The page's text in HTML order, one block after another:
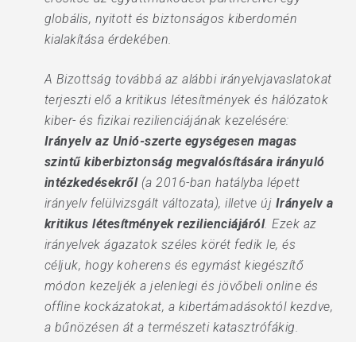
globális, nyitott és biztonságos kiberdomén
kialakítása érdekében.
A Bizottság továbbá az alábbi irányelvjavaslatokat
terjeszti elő a kritikus létesítmények és hálózatok
kiber- és fizikai rezilienciájának kezelésére:
Irányelv az Unió-szerte egységesen magas
szintű kiberbiztonság megvalósítására irányuló
intézkedésekről(a 2016-ban hatályba lépett
irányelv felülvizsgált változata), illetve új Irányelv a
kritikus létesítmények rezilienciájáról. Ezek az
irányelvek ágazatok széles körét fedik le, és
céljuk, hogy koherens és egymást kiegészítő
módon kezeljék a jelenlegi és jövőbeli online és
offline kockázatokat, a kibertámadásoktól kezdve,
a bűnözésen át a természeti katasztrófákig.